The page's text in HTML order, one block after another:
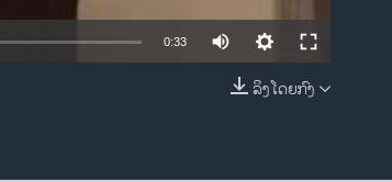
EMBED
0:33
ລິງໂດຍກົງ